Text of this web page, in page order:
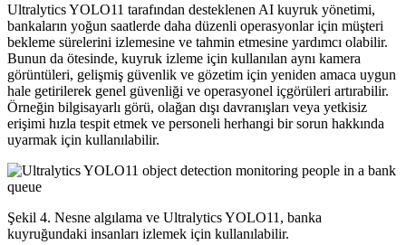
Ultralytics YOLO11 tarafından desteklenen AI kuyruk yönetimi,
bankaların yoğun saatlerde daha düzenli operasyonlar için müşteri
bekleme sürelerini izlemesine ve tahmin etmesine yardımcı olabilir.
Bunun da ötesinde, kuyruk izleme için kullanılan aynı kamera
görüntüleri, gelişmiş güvenlik ve gözetim için yeniden amaca uygun
hale getirilerek genel güvenliği ve operasyonel içgörüleri artırabilir.
Örneğin bilgisayarlı görü, olağan dışı davranışları veya yetkisiz
erişimi hızla tespit etmek ve personeli herhangi bir sorun hakkında
uyarmak için kullanılabilir.
Şekil 4. Nesne algılama ve Ultralytics YOLO11, banka
kuyruğundaki insanları izlemek için kullanılabilir.